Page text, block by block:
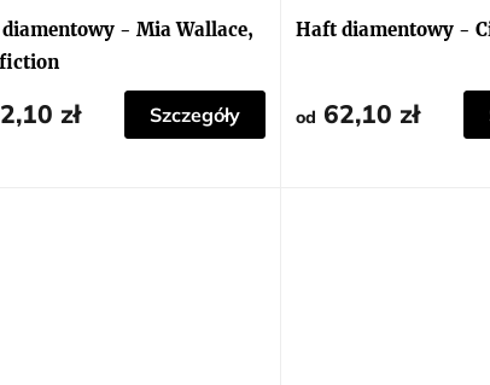
- Mia Wallace,
zł Szczegóły
Haft diamentowy -
produktu
wynosi
gwiazdek.
od 62,10 zł